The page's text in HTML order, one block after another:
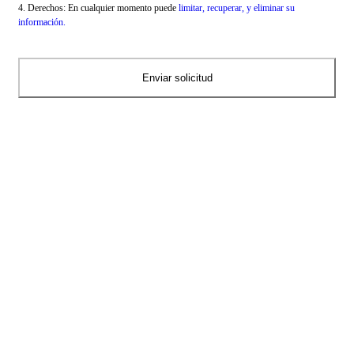
4. Derechos: En cualquier momento puede limitar, recuperar, y eliminar su
información.